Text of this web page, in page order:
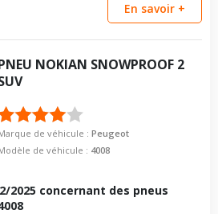
En savoir +
NOKIAN SNOWPROOF 2
de véhicule : Peugeot
de véhicule : 4008
2025 concernant des pneus